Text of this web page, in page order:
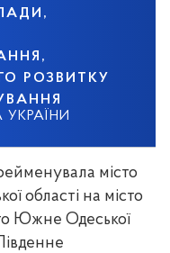
РОЗВИТКУ
місто
області на місто
Южне Одеської